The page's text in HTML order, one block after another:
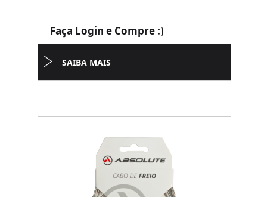
Faça Login e Compre :)
SAIBA MAIS